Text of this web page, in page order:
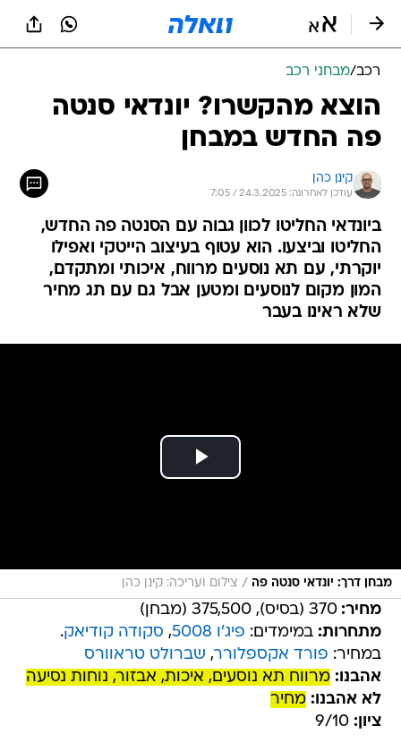
רכב/מבחני רכב
הוצא מהקשרו? יונדאי סנטה
פה החדש במבחן
קינן כהן
עודכן לאחרונה: 24.3.2025 / 7:05
ביונדאי החליטו לכוון גבוה עם הסנטה פה החדש,
החליטו וביצעו. הוא עטוף בעיצוב הייטקי ואפילו
יוקרתי, עם תא נוסעים מרווח, איכותי ומתקדם,
המון מקום לנוסעים ומטען אבל גם עם תג מחיר
שלא ראינו בעבר
מבחן דרך: יונדאי סנטה פה / צילום ועריכה: קינן כהן
מחיר: 370 (בסיס), 375,500 (מבחן)
מתחרות: במימדים: פיג'ו 5008 , סקודה קודיאק.
במחיר: פורד אקספלורר, שברולט טראוורס
אהבנו: מרווח תא נוסעים, איכות, אבזור, נוחות נסיעה
לא אהבנו: מחיר
ציון: 9/10